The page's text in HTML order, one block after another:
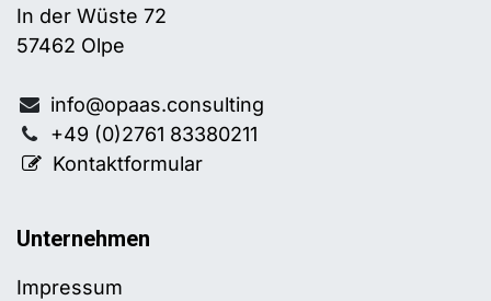
In der Wüste 72
57462 Olpe
info@opaas.consulting
+49 (0)2761 83380211
Kontaktformular
Unternehmen
Impressum